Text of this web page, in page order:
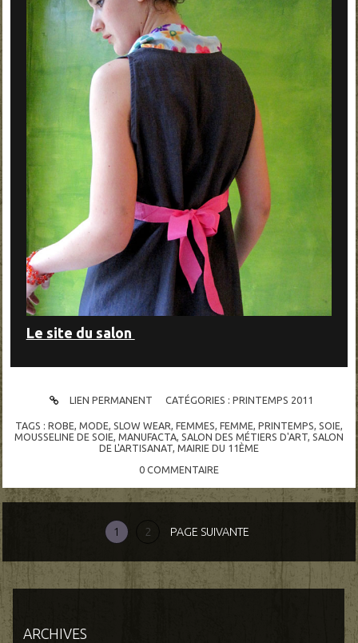
Le site du salon
LIEN PERMANENT CATÉGORIES : PRINTEMPS 2011
TAGS : ROBE, MODE, SLOW WEAR, FEMMES, FEMME, PRINTEMPS, SOIE,
MOUSSELINE DE SOIE, MANUFACTA, SALON DES MÉTIERS D'ART, SALON
DE L'ARTISANAT, MAIRIE DU 11ÈME
0 COMMENTAIRE
1 2 PAGE SUIVANTE
ARCHIVES